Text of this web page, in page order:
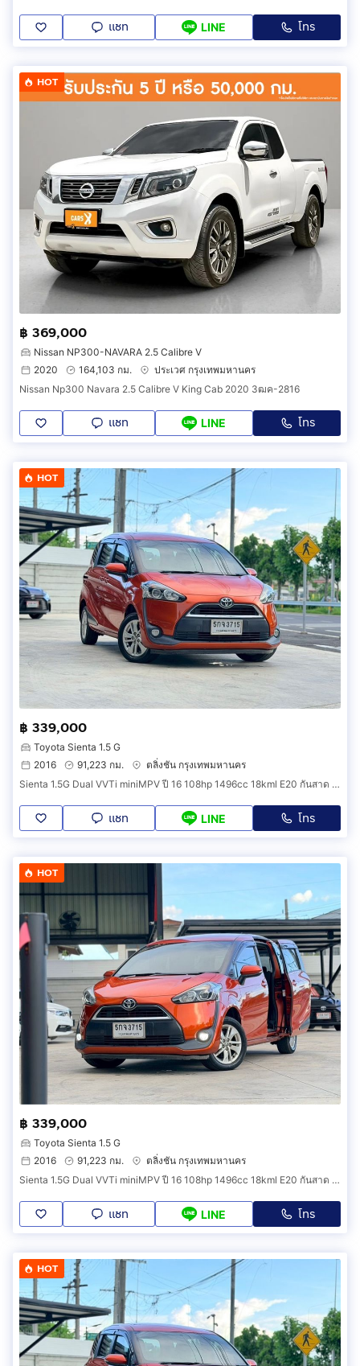
แชท LINE โทร
HOT
฿ 369,000
Nissan NP300-NAVARA 2.5 Calibre V
2020
164,103 กม.
ประเวศ กรุงเทพมหานคร
Nissan Np300 Navara 2.5 Calibre V King Cab 2020 3ฒค-2816
แชท LINE โทร
HOT
฿ 339,000
Toyota Sienta 1.5 G
2016
91,223 กม.
ตลิ่งชัน กรุงเทพมหานคร
Sienta 1.5G Dual VVTi miniMPV ปี 16 108hp 1496cc 18kml E20 กันสาด พรม ฟิล์ม ป2 ถึง 8 มค 70 ภาษี ตค 69 สมบูรณ์
แชท LINE โทร
HOT
฿ 339,000
Toyota Sienta 1.5 G
2016
91,223 กม.
ตลิ่งชัน กรุงเทพมหานคร
Sienta 1.5G Dual VVTi miniMPV ปี 16 108hp 1496cc 18kml E20 กันสาด พรม ฟิล์ม ป2 ถึง 8 มค 70 ภาษี ตค 69 สมบูรณ์
แชท LINE โทร
HOT